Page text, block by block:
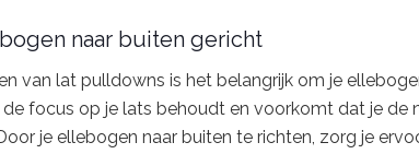
naar buiten gericht
van lat pulldowns is het belangrijk om je
focus op je lats behoudt en voorkomt dat je de
je ellebogen naar buiten te richten, zorg je